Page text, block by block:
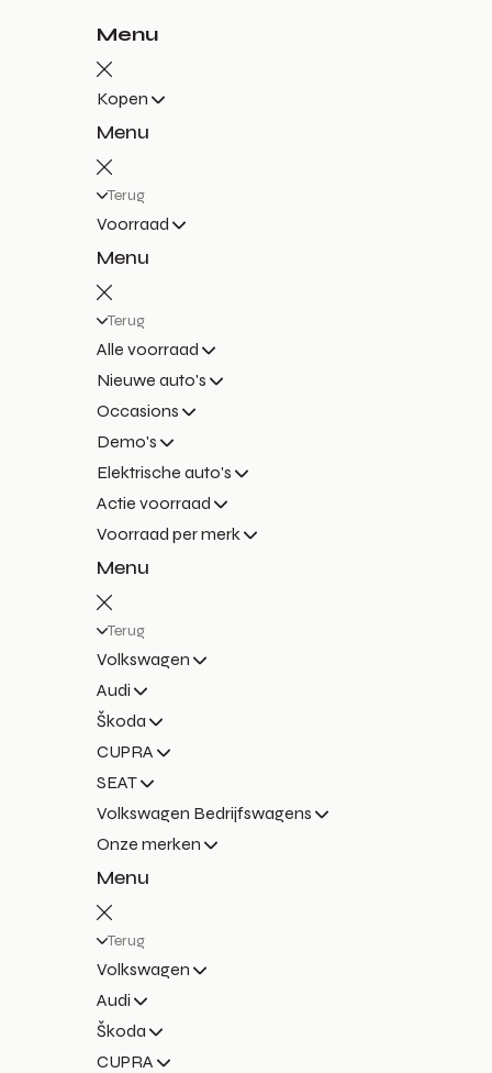
Menu
Kopen
Menu
Terug
Voorraad
Menu
Terug
Alle voorraad
Nieuwe auto's
Occasions
Demo's
Elektrische auto's
Actie voorraad
Voorraad per merk
Menu
Terug
Volkswagen
Audi
Škoda
CUPRA
SEAT
Volkswagen Bedrijfswagens
Onze merken
Menu
Terug
Volkswagen
Audi
Škoda
CUPRA